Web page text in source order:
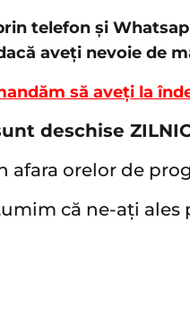
telefon și
aveți nevoie de
să aveți la
deschise
afara orelor de
că ne-ați ales